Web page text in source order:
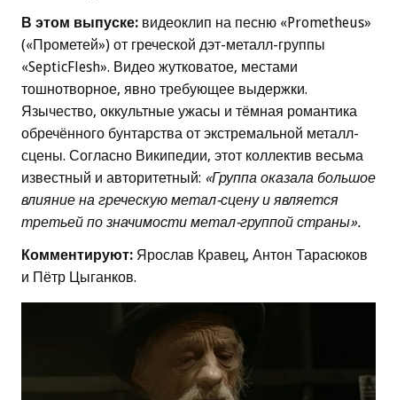
В этом выпуске: видеоклип на песню «Prometheus»
(«Прометей») от греческой дэт-металл-группы
«SepticFlesh». Видео жутковатое, местами
тошнотворное, явно требующее выдержки.
Язычество, оккультные ужасы и тёмная романтика
обречённого бунтарства от экстремальной металл-
сцены. Согласно Википедии, этот коллектив весьма
известный и авторитетный: «Группа оказала большое
влияние на греческую метал-сцену и является
третьей по значимости метал-группой страны».
Комментируют: Ярослав Кравец, Антон Тарасюков
и Пётр Цыганков.